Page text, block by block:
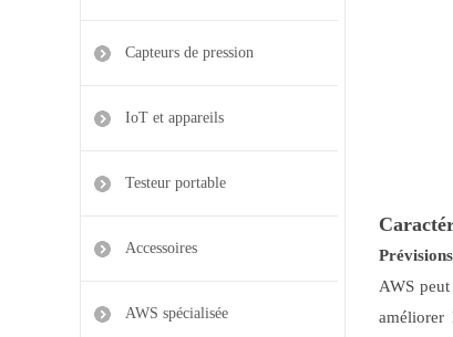
Capteurs de pression
IoT et appareils
Testeur portable
Accessoires
AWS spécialisée
AWS
améliorer